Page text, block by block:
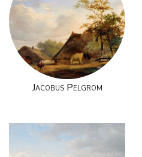
Jacobus Pelgrom